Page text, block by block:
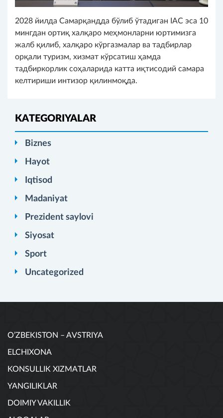
2028 йилда Самарқандда бўлиб ўтадиган IAC эса 10
мингдан ортиқ халқаро меҳмонларни юртимизга
жалб қилиб, халқаро кўргазмалар ва тадбирлар
орқали туризм, хизмат кўрсатиш ҳамда
тадбиркорлик соҳаларида катта иқтисодий самара
келтириши интизор қилинмоқда.
KATEGORIYALAR
Biznes
Hayot
Iqtisod
Madaniyat
Prezident saylovi
Siyosat
Sport
Uncategorized
O’ZBEKISTON – AVSTRIYA
ELCHIXONA
KONSULLIK XIZMATLAR
YANGILIKLAR
DOIMIY VAKILLIK